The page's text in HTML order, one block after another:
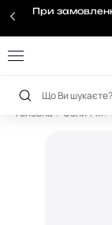
При
Головна Обличчя